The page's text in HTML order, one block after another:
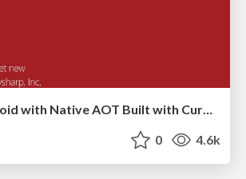
.NET for Android with Native AOT Built with Cursor
0 4.6k